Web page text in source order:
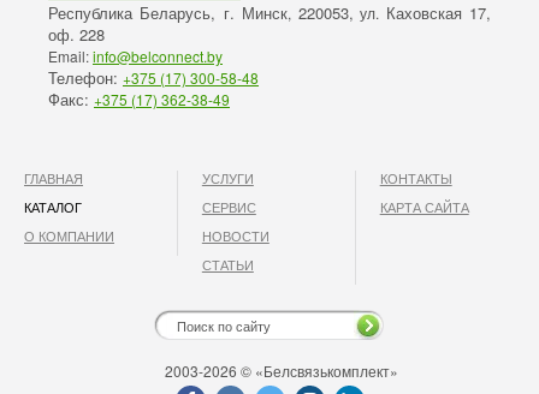
Республика Беларусь, г. Минск, 220053, ул. Каховская 17,
оф. 228
Email:info@belconnect.by
Телефон: +375 (17) 300-58-48
Факс: +375 (17) 362-38-49
ГЛАВНАЯ
КАТАЛОГ
О КОМПАНИИ
УСЛУГИ
СЕРВИС
НОВОСТИ
СТАТЬИ
КОНТАКТЫ
КАРТА САЙТА
2003-2026 © «Белсвязькомплект»